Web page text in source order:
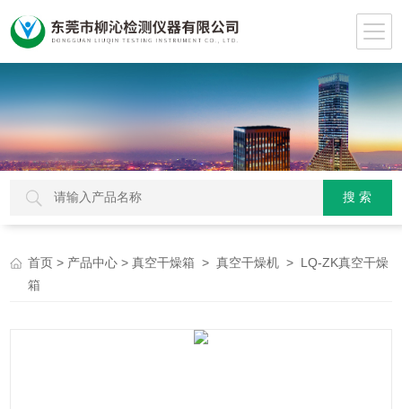
首页 > 产品中心 >真空干燥箱 >真空干燥机 > LQ-ZK真空干燥
箱